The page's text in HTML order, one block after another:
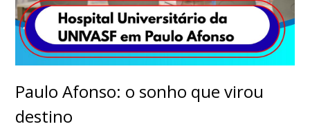
Paulo Afonso: o sonho que virou
destino